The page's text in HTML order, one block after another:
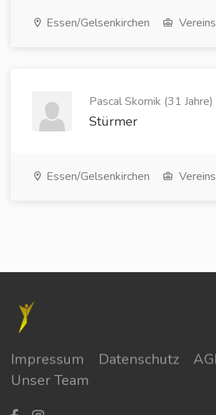
Essen/Gelsenkirchen
Pascal Skornik (31 Jahre)
Stürmer
Essen/Gelsenkirchen
Impressum Datenschutz
Unser Team